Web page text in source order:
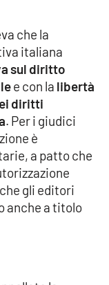
che la
italiana
sul diritto
e con la libertà
diritti
. Per i giudici
è
a patto che
gli editori
anche a titolo